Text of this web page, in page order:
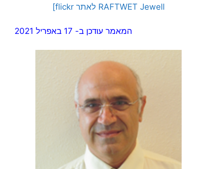
RAFTWET Jewell לאתר flickr]
המאמר עודכן ב- 17 באפריל 2021